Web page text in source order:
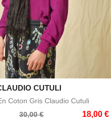
Aperçu rapide
CUTULI
Coton Gris Claudio Cutuli
30,00 € 18,00 €